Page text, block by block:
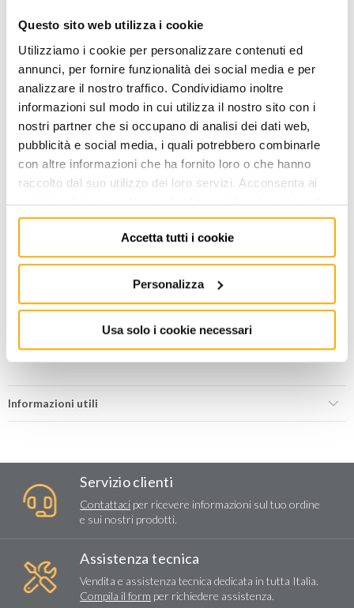
Questo sito web utilizza i cookie
Utilizziamo i cookie per personalizzare contenuti ed
annunci, per fornire funzionalità dei social media e per
analizzare il nostro traffico. Condividiamo inoltre
informazioni sul modo in cui utilizza il nostro sito con i
nostri partner che si occupano di analisi dei dati web,
pubblicità e social media, i quali potrebbero combinarle
con altre informazioni che ha fornito loro o che hanno
raccolto dal suo utilizzo dei loro servizi. Acconsenta ai
nostri cookie se continua ad utilizzare il nostro sito web.
Accetta tutti i cookie
Personalizza
Usa solo i cookie necessari
K39 - RIVETTATRICE PER
RIVETTI A STRAPPO
CODICE: 700039
ACCEDI per visualizzare i prezzi a te riservati!
€40,00
AGGIUNGI AL CARRELLO
desideri
Informazioni utili
Servizio clienti
Contattaci per ricevere informazioni sul tuo ordine
e sui nostri prodotti.
Assistenza tecnica
Vendita e assistenza tecnica dedicata in tutta Italia.
Compila il form per richiedere assistenza.